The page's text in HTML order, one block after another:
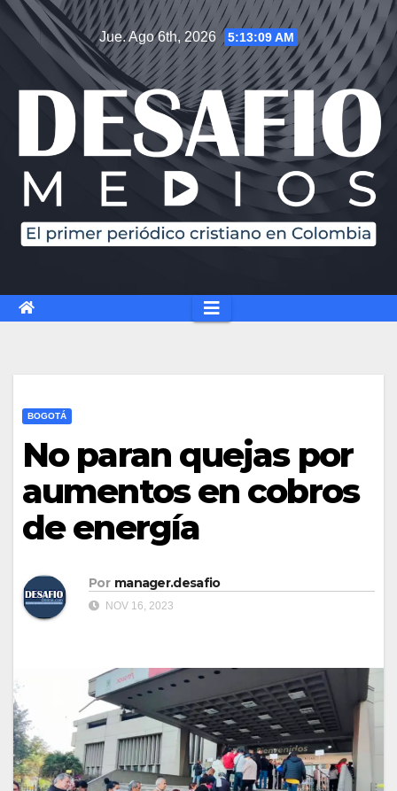
Jue. Ago 6th, 2026 5:13:10 AM
BOGOTÁ
No paran quejas por
aumentos en cobros
de energía
Por manager.desafio
NOV 16, 2023